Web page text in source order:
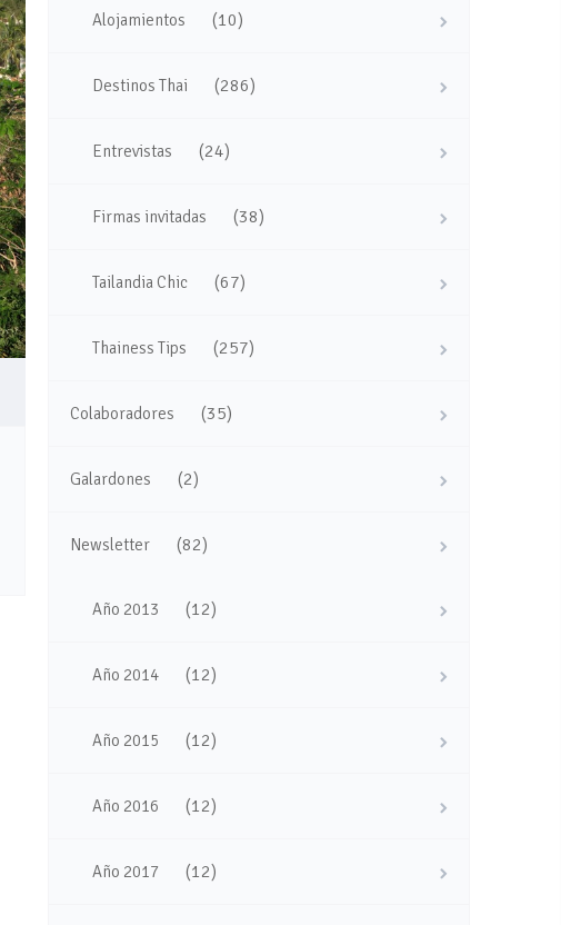
Alojamientos (10)
Destinos Thai (286)
Entrevistas (24)
Firmas invitadas (38)
Tailandia Chic (67)
Thainess Tips (257)
Colaboradores (35)
Galardones (2)
Newsletter (82)
Año 2013 (12)
Año 2014 (12)
Año 2015 (12)
Año 2016 (12)
Año 2017 (12)